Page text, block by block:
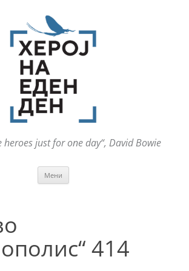
heroes just for one day“, David Bowie
Мени
414